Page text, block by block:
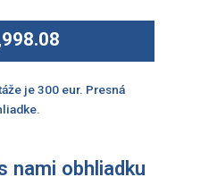
is:
€1,998.08.
je 300 eur. Presná
nami obhliadku